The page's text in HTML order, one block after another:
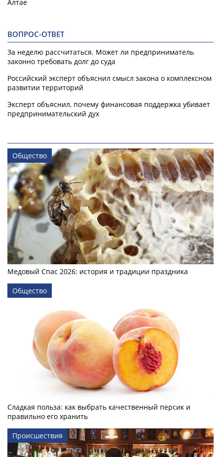
Алтае
ВОПРОС-ОТВЕТ
За неделю рассчитаться. Может ли предприниматель
законно требовать долг до суда
Российский эксперт объяснил смысл закона о комплексном
развитии территорий
Эксперт объяснил, почему финансовая поддержка убивает
предпринимательский дух
Общество
Медовый Спас 2026: история и традиции праздника
Общество
Сладкая польза: как выбрать качественный персик и
правильно его хранить
Происшествия